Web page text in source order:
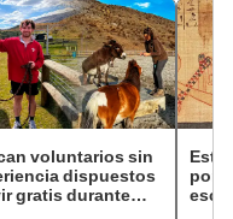
voluntarios sin
dispuestos
gratis durante
Esta
por